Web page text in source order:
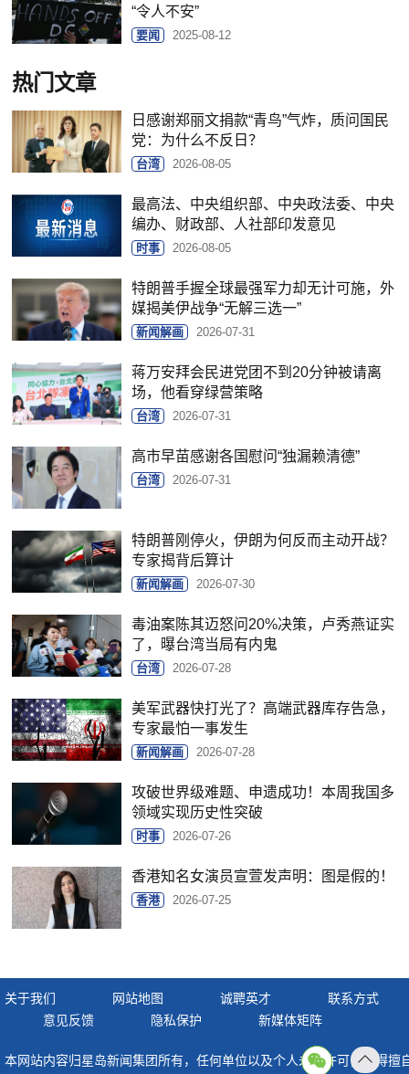
“令人不安”
要闻 2025-08-12
热门文章
日感谢郑丽文捐款“青鸟”气炸，质问国民
党：为什么不反日？
台湾 2026-08-05
最高法、中央组织部、中央政法委、中央
编办、财政部、人社部印发意见
时事 2026-08-05
特朗普手握全球最强军力却无计可施，外
媒揭美伊战争“无解三选一”
新闻解画 2026-07-31
蒋万安拜会民进党团不到20分钟被请离
场，他看穿绿营策略
台湾 2026-07-31
高市早苗感谢各国慰问“独漏赖清德”
台湾 2026-07-31
特朗普刚停火，伊朗为何反而主动开战？
专家揭背后算计
新闻解画 2026-07-30
毒油案陈其迈怒问20%决策，卢秀燕证实
了，曝台湾当局有内鬼
台湾 2026-07-28
美军武器快打光了？高端武器库存告急，
专家最怕一事发生
新闻解画 2026-07-28
攻破世界级难题、申遗成功！本周我国多
领域实现历史性突破
时事 2026-07-26
香港知名女演员宣萱发声明：图是假的！
香港 2026-07-25
关于我们 网站地图 诚聘英才
联系方式
意见反馈
隐私保护 新媒体矩阵
本网站内容归星岛新闻集团所有，任何单位以及个人未经许可，不得擅